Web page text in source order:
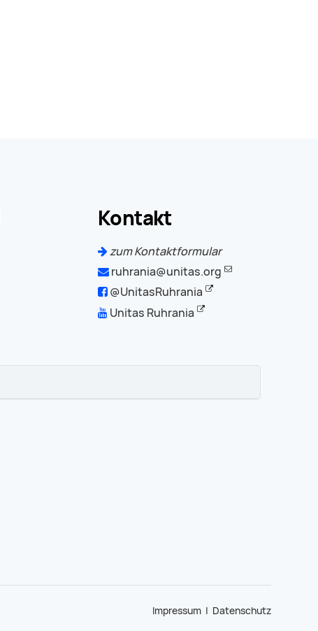
Kontakt
zum Kontaktformular
ruhrania@unitas.org
@UnitasRuhrania
Unitas Ruhrania
Impressum| Datenschutz